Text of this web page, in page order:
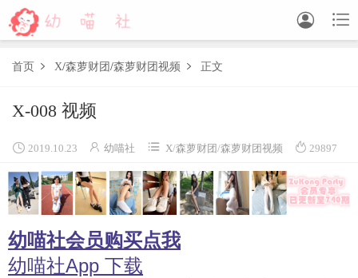


森萝财团
BETA FREE LOVEPLUS R15 SSR
森萝财团视频
木花琳琳是勇者
木花琳琳是勇者写真 木花琳琳是勇者视频
首页  X/森萝财团 /森萝财团视频  正文
X-008 视频
 2019.10.23  幼喵社  X/森萝财团/森萝财团视频  29897
幼喵社会员购买点我
幼喵社App 下载